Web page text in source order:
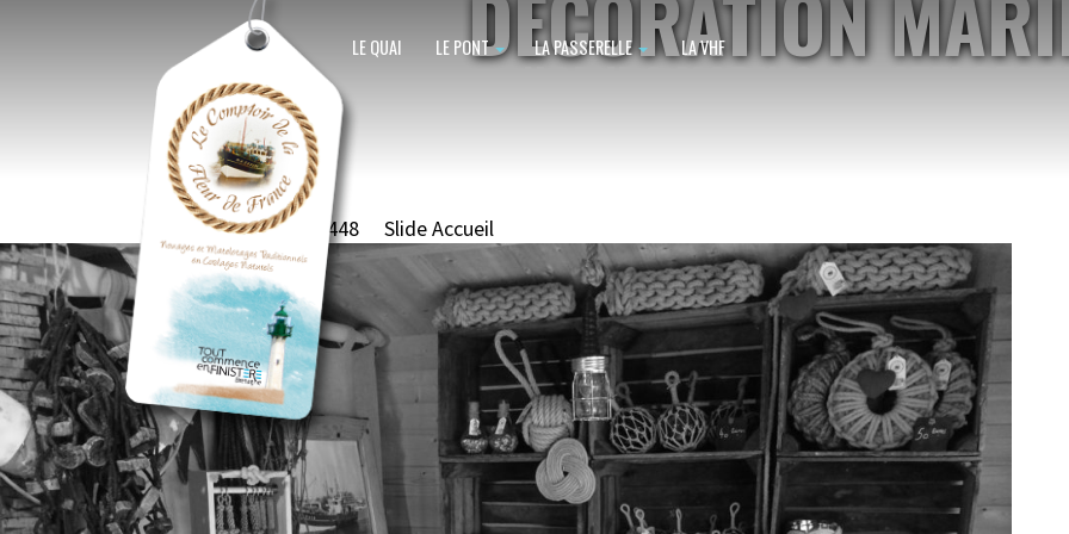
NOEUDS MARINS &
BRETAGNE, MOGUÉRIEC
LE QUAI LE PONT LA PASSERELLE LA VHF
Image navigation
10 février 2018at3264 × 2448 Slide Accueil